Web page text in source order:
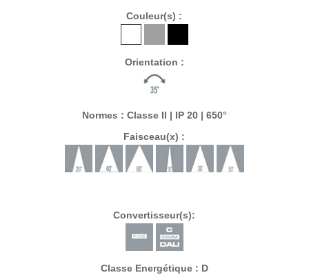
Couleur(s) :
Orientation :
Normes : Classe II | IP 20 | 650°
Faisceau(x) :
Convertisseur(s):
Classe Energétique : D